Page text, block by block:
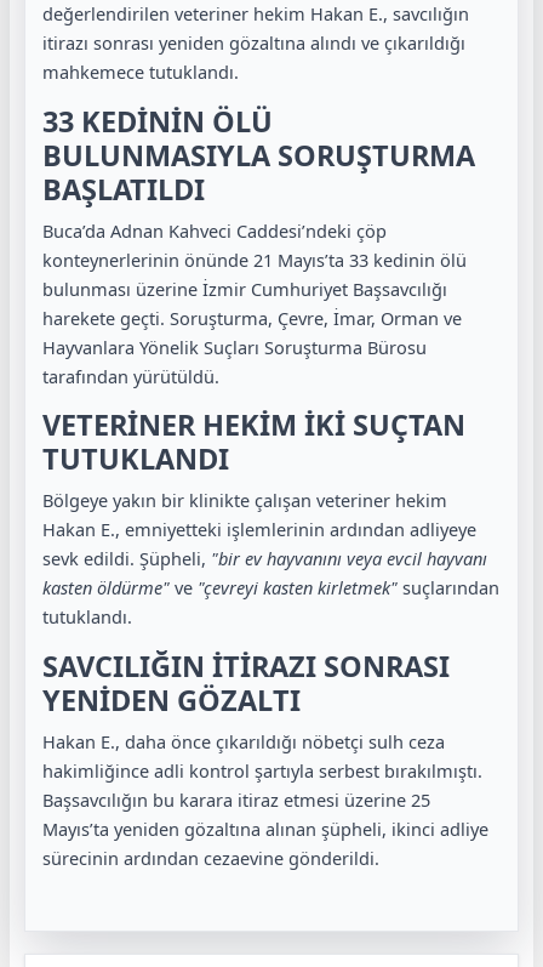
değerlendirilen veteriner hekim Hakan E., savcılığın
itirazı sonrası yeniden gözaltına alındı ve çıkarıldığı
mahkemece tutuklandı.
33 KEDİNİN ÖLÜ
BULUNMASIYLA SORUŞTURMA
BAŞLATILDI
Buca’da Adnan Kahveci Caddesi’ndeki çöp
konteynerlerinin önünde 21 Mayıs’ta 33 kedinin ölü
bulunması üzerine İzmir Cumhuriyet Başsavcılığı
harekete geçti. Soruşturma, Çevre, İmar, Orman ve
Hayvanlara Yönelik Suçları Soruşturma Bürosu
tarafından yürütüldü.
VETERİNER HEKİM İKİ SUÇTAN
TUTUKLANDI
Bölgeye yakın bir klinikte çalışan veteriner hekim
Hakan E., emniyetteki işlemlerinin ardından adliyeye
sevk edildi. Şüpheli, "bir ev hayvanını veya evcil hayvanı
kasten öldürme" ve "çevreyi kasten kirletmek" suçlarından
tutuklandı.
SAVCILIĞIN İTİRAZI SONRASI
YENİDEN GÖZALTI
Hakan E., daha önce çıkarıldığı nöbetçi sulh ceza
hakimliğince adli kontrol şartıyla serbest bırakılmıştı.
Başsavcılığın bu karara itiraz etmesi üzerine 25
Mayıs’ta yeniden gözaltına alınan şüpheli, ikinci adliye
sürecinin ardından cezaevine gönderildi.